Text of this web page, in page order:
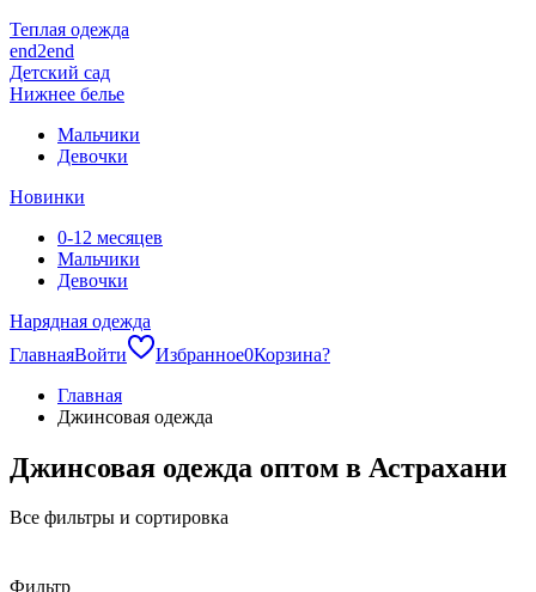
Теплая одежда
end2end
Детский сад
Нижнее белье
Мальчики
Девочки
Новинки
0-12 месяцев
Мальчики
Девочки
Нарядная одежда
ГлавнаяВойти Избранное0Корзина?
Главная
Джинсовая одежда
Джинсовая одежда оптом в Астрахани
Все фильтры и сортировка
Фильтр